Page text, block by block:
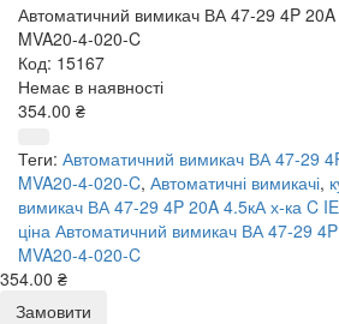
Автоматичний вимикач ВА 47-29 4P 20A
MVA20-4-020-C
Код: 15167
Немає в наявності
354.00 ₴
Теги: Автоматичний вимикач ВА 47-29
MVA20-4-020-C, Автоматичні вимикачі,
вимикач ВА 47-29 4P 20A 4.5кА х-ка C
ціна Автоматичний вимикач ВА 47-29
MVA20-4-020-C
354.00 ₴
Замовити